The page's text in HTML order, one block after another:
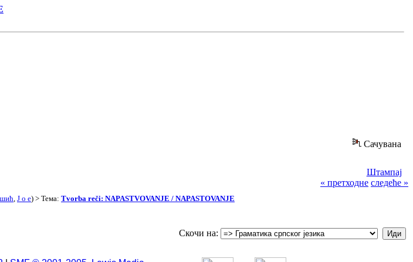
Сачувана
Штампај
, J o e) > Тема: Tvorba reči: NAPASTVOVANJE / NAPASTOVANJE
« претходне следеће »
Скочи на: